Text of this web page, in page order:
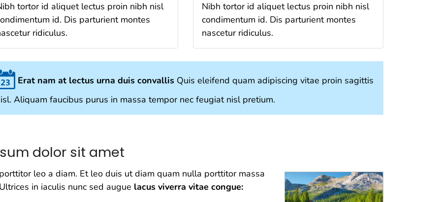
tortor id aliquet lectus proin nibh nisl
id. Dis parturient montes
ridiculus.
Nibh tortor id aliquet lectus proin nibh nisl
condimentum id. Dis parturient montes
nascetur ridiculus.
Erat nam at lectus urna duis convallis Quis eleifend quam adipiscing vitae proin sagittis
Aliquam faucibus purus in massa tempor nec feugiat nisl pretium.
dolor sit amet
leo a diam. Et leo duis ut diam quam nulla porttitor massa
in iaculis nunc sed augue lacus viverra vitae congue: